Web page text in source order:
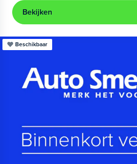
Bekijken
Beschikbaar